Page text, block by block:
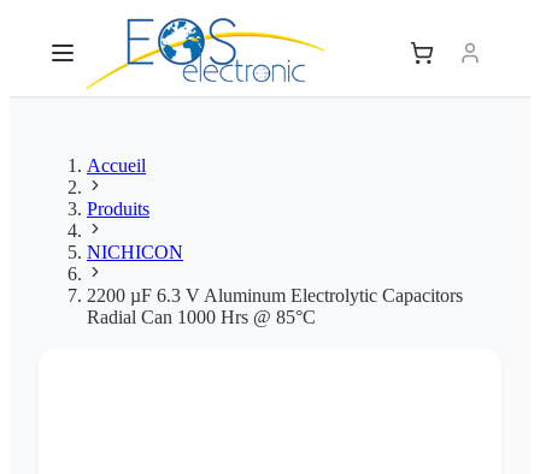
Accueil
Produits
NICHICON
2200 µF 6.3 V Aluminum Electrolytic Capacitors
Radial Can 1000 Hrs @ 85°C